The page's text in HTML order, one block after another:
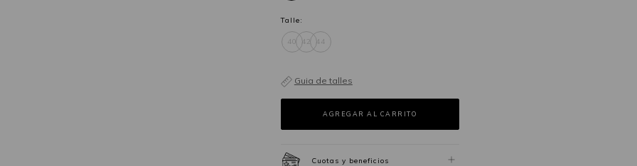
Talle:
40 42 44
Guia de talles
Cuotas y beneficios